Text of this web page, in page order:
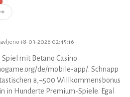
18-03-2026 02:45:16
Spiel mit Betano Casino
de/mobile-app/. Schnapp
в‚¬500 Willkommensbonus
in Hunderte Premium-Spiele. Egal